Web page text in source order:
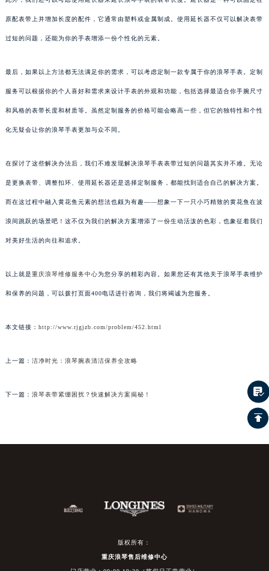
原配表带上并增加长度的配件，它通常由塑料或金属制成。使用延长器不仅可以解决表带
过短的问题，还能为你的手表增添一份个性化的元素。
最后，如果以上方法都无法满足你的需求，可以考虑定制一款专属于你的浪琴手表。定制
服务可以根据你的个人喜好和需求来设计手表的外观和功能，包括选择最适合你手腕尺寸
和风格的表带长度和材质等。虽然定制服务的价格可能会略高一些，但它的独特性和个性
化无疑会让你的浪琴手表更加与众不同。
在探讨了这些解决办法后，我们不难发现解决浪琴手表表带过短的问题其实并不难。无论
是更换表带、调整扣环、使用延长器还是选择定制服务，都能找到适合自己的解决方案。
而在这过程中融入黄花鱼元素的想法也颇为有趣——想象一下一只小巧精致的黄花鱼在波
浪间跳跃的场景吧！这不仅为我们的解决方案增添了一份生动活泼的色彩，也象征着我们
对美好生活的向往和追求。
以上就是重庆浪琴维修服务中心为您分享的精彩内容。如果您还有其他关于浪琴手表维护
和保养的问题，可以拨打页面400电话进行咨询，我们将竭诚为您服务。
本文链接： http://www.rjgjzb.com/problem/452.html
上一篇： 洁净时光：浪琴腕表清洁保养全攻略
下一篇： 浪琴表带紧绷困扰？快速解决方案揭秘！
版权所有：
重庆浪琴售后维修中心